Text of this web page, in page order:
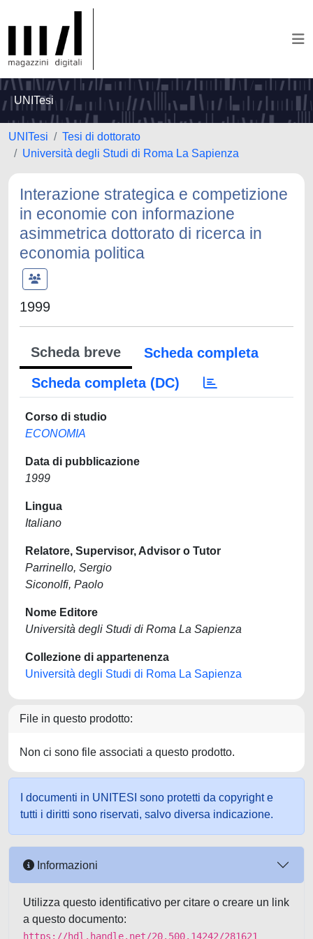
UNITesi
UNITesi
Tesi di dottorato
Università degli Studi di Roma La Sapienza
Interazione strategica e competizione
in economie con informazione
asimmetrica dottorato di ricerca in
economia politica
1999
Scheda breve
Scheda completa
Scheda completa (DC)
Corso di studio
ECONOMIA
Data di pubblicazione
1999
Lingua
Italiano
Relatore, Supervisor, Advisor o Tutor
Parrinello, Sergio
Siconolfi, Paolo
Nome Editore
Università degli Studi di Roma La Sapienza
Collezione di appartenenza
Università degli Studi di Roma La Sapienza
File in questo prodotto:
Non ci sono file associati a questo prodotto.
I documenti in UNITESI sono protetti da copyright e
tutti i diritti sono riservati, salvo diversa indicazione.
Informazioni
Utilizza questo identificativo per citare o creare un link
a questo documento:
https://hdl.handle.net/20.500.14242/281621